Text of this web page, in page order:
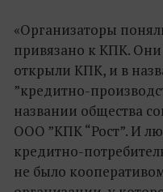
«Организаторы
привязано к КПК.
открыли КПК, и в
”кредитно-
названии общества
ООО ”КПК “Рост”. И
кредитно-
не было